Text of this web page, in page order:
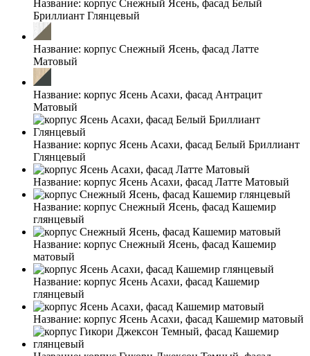
Название: корпус Снежный Ясень, фасад Белый
Бриллиант Глянцевый
Название: корпус Снежный Ясень, фасад Латте
Матовый
Название: корпус Ясень Асахи, фасад Антрацит
Матовый
Название: корпус Ясень Асахи, фасад Белый Бриллиант
Глянцевый
Название: корпус Ясень Асахи, фасад Латте Матовый
Название: корпус Снежный Ясень, фасад Кашемир
глянцевый
Название: корпус Снежный Ясень, фасад Кашемир
матовый
Название: корпус Ясень Асахи, фасад Кашемир
глянцевый
Название: корпус Ясень Асахи, фасад Кашемир матовый